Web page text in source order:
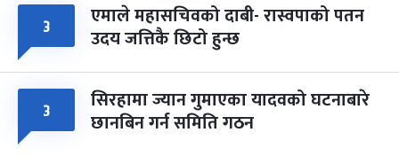
३ एमाले महासचिवको दाबी- रास्वपाको पतन
उदय जत्तिकै छिटो हुन्छ
३ सिरहामा ज्यान गुमाएका यादवको घटनाबारे
छानबिन गर्न समिति गठन